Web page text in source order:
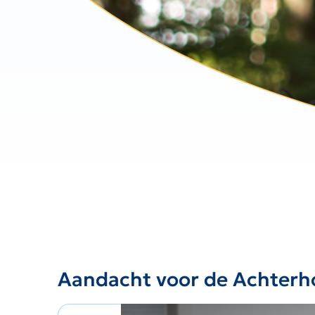
Aandacht voor de